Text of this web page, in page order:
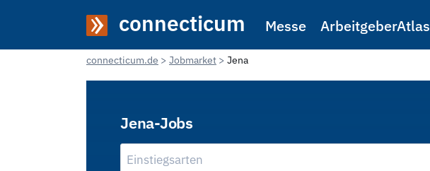
connecticum Messe ArbeitgeberAtlas
connecticum.de Jobmarket Jena
Jena-Jobs
Einstiegsarten